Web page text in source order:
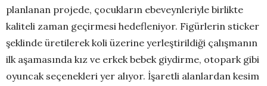
planlanan projede, çocukların ebeveynleriyle birlikte
kaliteli zaman geçirmesi hedefleniyor. Figürlerin sticker
şeklinde üretilerek koli üzerine yerleştirildiği çalışmanın
ilk aşamasında kız ve erkek bebek giydirme, otopark gibi
oyuncak seçenekleri yer alıyor. İşaretli alanlardan kesim